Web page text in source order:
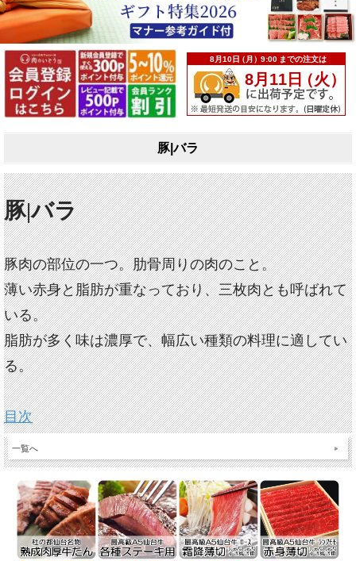
豚|バラ
豚|バラ
豚肉の部位の一つ。肋骨周りの肉のこと。
薄い赤身と脂肪が重なっており、三枚肉とも呼ばれて
いる。
脂肪が多く味は濃厚で、幅広い種類の料理に適してい
る。
目次
一覧へ